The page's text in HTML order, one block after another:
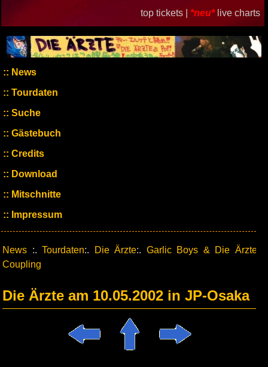
top tickets | *neu* live charts
News
Tourdaten
Suche
Gästebuch
Credits
Download
Mitschnitte
Impressum
News :.Tourdaten:. Die Ärzte:. Garlic Boys & Die Ärzte
Coupling
Die Ärzte am 10.05.2002 in JP-Osaka